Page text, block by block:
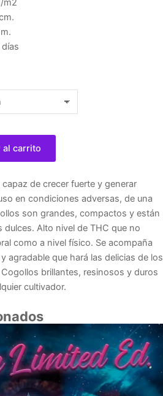
m2
al carrito
de crecer fuerte y generar
en condiciones adversas, de una
son grandes, compactos y están
dulces. Alto nivel de THC que no
como a nivel físico. Se acompaña
agradable que hará las delicias de los
brillantes, resinosos y duros
cultivador.